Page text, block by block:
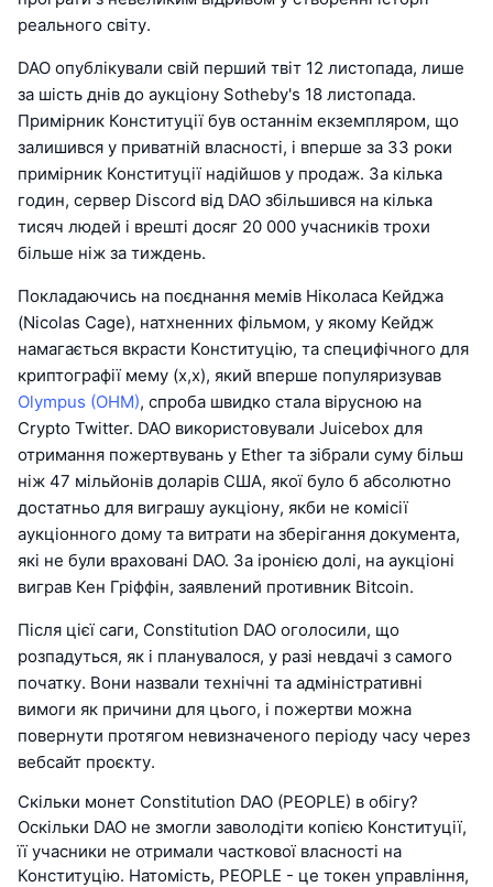
реального світу.
DAO опублікували свій перший твіт 12 листопада, лише
за шість днів до аукціону Sotheby's 18 листопада.
Примірник Конституції був останнім екземпляром, що
залишився у приватній власності, і вперше за 33 роки
примірник Конституції надійшов у продаж. За кілька
годин, сервер Discord від DAO збільшився на кілька
тисяч людей і врешті досяг 20 000 учасників трохи
більше ніж за тиждень.
Покладаючись на поєднання мемів Ніколаса Кейджа
(Nicolas Cage), натхненних фільмом, у якому Кейдж
намагається вкрасти Конституцію, та специфічного для
криптографії мему (x,x), який вперше популяризував
Olympus (OHM), спроба швидко стала вірусною на
Crypto Twitter. DAO використовували Juicebox для
отримання пожертвувань у Ether та зібрали суму більш
ніж 47 мільйонів доларів США, якої було б абсолютно
достатньо для виграшу аукціону, якби не комісії
аукціонного дому та витрати на зберігання документа,
які не були враховані DAO. За іронією долі, на аукціоні
виграв Кен Гріффін, заявлений противник Bitcoin.
Після цієї саги, Constitution DAO оголосили, що
розпадуться, як і планувалося, у разі невдачі з самого
початку. Вони назвали технічні та адміністративні
вимоги як причини для цього, і пожертви можна
повернути протягом невизначеного періоду часу через
вебсайт проєкту.
Скільки монет Constitution DAO (PEOPLE) в обігу?
Оскільки DAO не змогли заволодіти копією Конституції,
її учасники не отримали часткової власності на
Конституцію. Натомість, PEOPLE - це токен управління,